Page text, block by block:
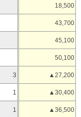
18,500
43,700
45,100
50,100
3 ▲27,200
1 ▲30,400
1 ▲36,500